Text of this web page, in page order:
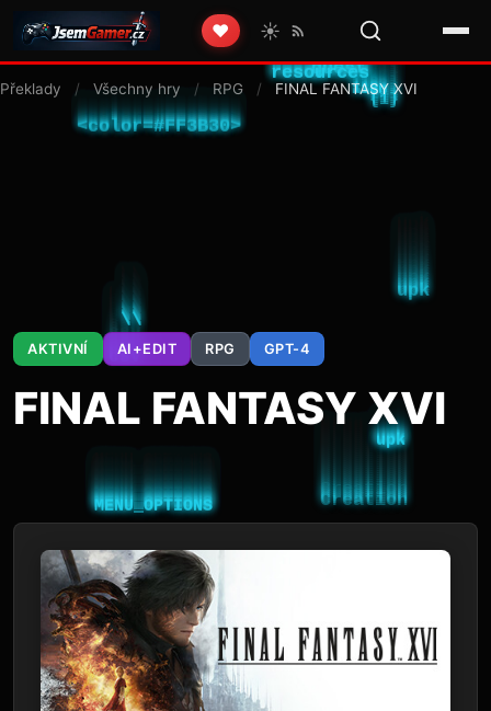
❤️ ☀️
Překlady / Všechny hry / RPG / FINAL FANTASY XVI
AKTIVNÍ AI+EDIT RPG GPT-4
FINAL FANTASY XVI